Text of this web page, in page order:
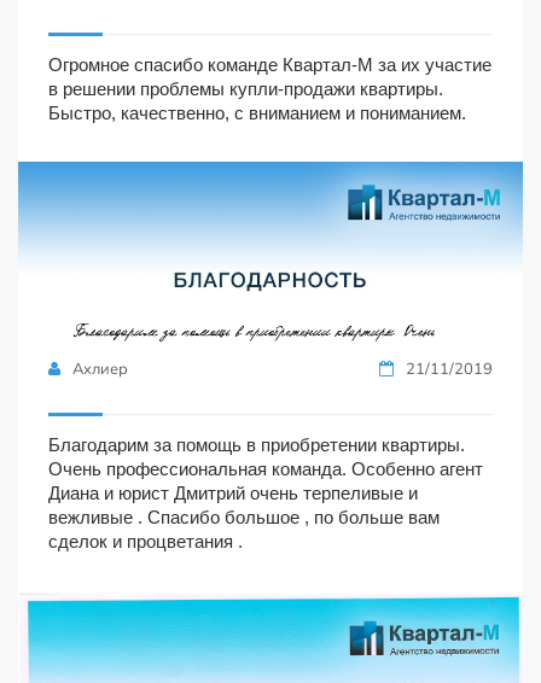
Огромное спасибо команде Квартал-М за их участие
в решении проблемы купли-продажи квартиры.
Быстро, качественно, с вниманием и пониманием.
Ахлиер 21/11/2019
Благодарим за помощь в приобретении квартиры.
Очень профессиональная команда. Особенно агент
Диана и юрист Дмитрий очень терпеливые и
вежливые . Спасибо большое , по больше вам
сделок и процветания .